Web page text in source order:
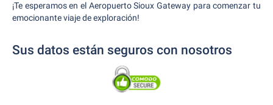
¡Te esperamos en el Aeropuerto Sioux Gateway para comenzar tu
emocionante viaje de exploración!
Sus datos están seguros con nosotros